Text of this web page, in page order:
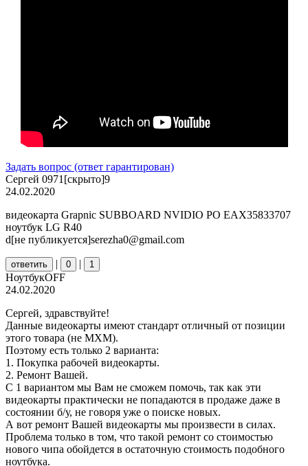
Задать вопрос (ответ гарантирован)
Сергей 0971[скрыто]9
24.02.2020
видеокарта Grapnic SUBBOARD NVIDIO PO EAX35833707
ноутбук LG R40
d[не публикуется]serezha0@gmail.com
ответить | 0 | 1
НоутбукOFF
24.02.2020
Сергей, здравствуйте!
Данные видеокарты имеют стандарт отличный от позиции
этого товара (не MXM).
Поэтому есть только 2 варианта:
1. Покупка рабочей видеокарты.
2. Ремонт Вашей.
С 1 вариантом мы Вам не сможем помочь, так как эти
видеокарты практически не попадаются в продаже даже в
состоянии б/у, не говоря уже о поиске новых.
А вот ремонт Вашей видеокарты мы произвести в силах.
Проблема только в том, что такой ремонт со стоимостью
нового чипа обойдется в остаточную стоимость подобного
ноутбука.